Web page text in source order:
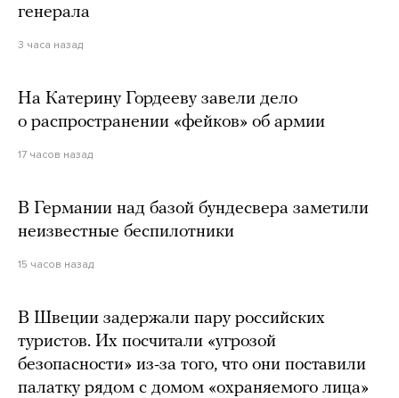
генерала
3 часа назад
На Катерину Гордееву завели дело
о распространении «фейков» об армии
17 часов назад
В Германии над базой бундесвера заметили
неизвестные беспилотники
15 часов назад
В Швеции задержали пару российских
туристов. Их посчитали «угрозой
безопасности» из-за того, что они поставили
палатку рядом с домом «охраняемого лица»